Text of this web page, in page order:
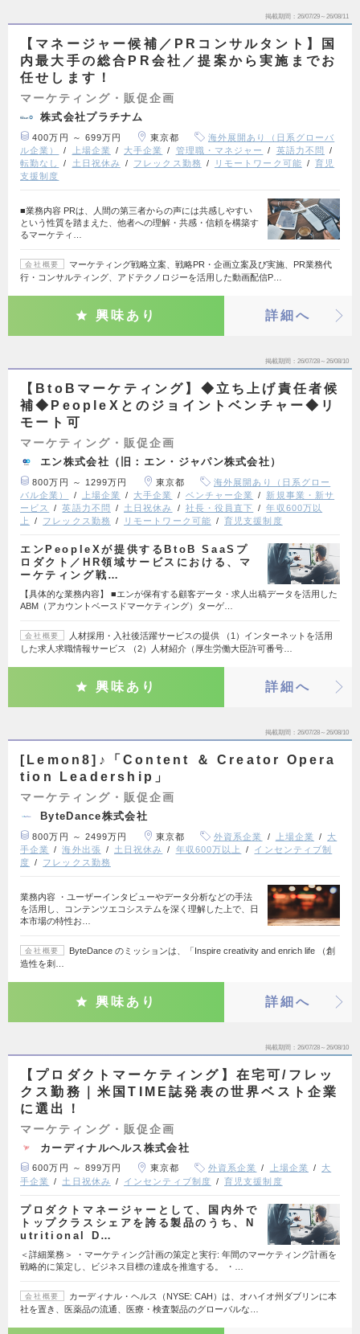
掲載期間 26/07/29～26/08/11
【マネージャー候補／PRコンサルタント】国
内最大手の総合PR会社／提案から実施までお
任せします！
マーケティング・販促企画
株式会社プラチナム
400万円 ～ 699万円 東京都
海外展開あり（日系グローバ
ル企業）
上場企業 大手企業 管理職・マネジャー
英語力不問
転勤なし
土日祝休み フレックス勤務 リモートワーク可能
育児
支援制度
■業務内容 PRは、人間の第三者からの声には共感しやすい
という性質を踏まえた、他者への理解・共感・信頼を構築す
るマーケティ…
会社概要
マーケティング戦略立案、戦略PR・企画立案及び実施、PR業務代
行・コンサルティング、アドテクノロジーを活用した動画配信P…
興味あり 詳細へ
掲載期間 26/07/28～26/08/10
【BtoBマーケティング】◆立ち上げ責任者候
補◆PeopleXとのジョイントベンチャー◆リ
モート可
マーケティング・販促企画
エン株式会社（旧：エン・ジャパン株式会社）
800万円 ～ 1299万円 東京都
海外展開あり（日系グロー
バル企業）
上場企業 大手企業 ベンチャー企業
新規事業・新サ
ービス
英語力不問 土日祝休み 社長・役員直下
年収600万以
上
フレックス勤務 リモートワーク可能 育児支援制度
エンPeopleXが提供するBtoB SaaSプ
ロダクト／HR領域サービスにおける、マ
ーケティング戦…
【具体的な業務内容】 ■エンが保有する顧客データ・求人出稿データを活用した
ABM（アカウントベースドマーケティング）ターゲ…
会社概要
人材採用・入社後活躍サービスの提供 （1）インターネットを活用
した求人求職情報サービス （2）人材紹介（厚生労働大臣許可番号…
興味あり 詳細へ
掲載期間 26/07/28～26/08/10
[Lemon8]♪「Content ＆ Creator Opera
tion Leadership」
マーケティング・販促企画
ByteDance株式会社
800万円 ～ 2499万円 東京都 外資系企業 上場企業
大
手企業
海外出張 土日祝休み 年収600万以上
インセンティブ制
度
フレックス勤務
業務内容 ・ユーザーインタビューやデータ分析などの手法
を活用し、コンテンツエコシステムを深く理解した上で、日
本市場の特性お…
会社概要
ByteDance のミッションは、「Inspire creativity and enrich life （創
造性を刺…
興味あり 詳細へ
掲載期間 26/07/28～26/08/10
【プロダクトマーケティング】在宅可/フレッ
クス勤務｜米国TIME誌発表の世界ベスト企業
に選出！
マーケティング・販促企画
カーディナルヘルス株式会社
600万円 ～ 899万円 東京都 外資系企業 上場企業
大
手企業
土日祝休み インセンティブ制度 育児支援制度
プロダクトマネージャーとして、国内外で
トップクラスシェアを誇る製品のうち、N
utritional D…
＜詳細業務＞ ・マーケティング計画の策定と実行: 年間のマーケティング計画を
戦略的に策定し、ビジネス目標の達成を推進する。 ・…
会社概要
カーディナル・ヘルス（NYSE: CAH）は、オハイオ州ダブリンに本
社を置き、医薬品の流通、医療・検査製品のグローバルな…